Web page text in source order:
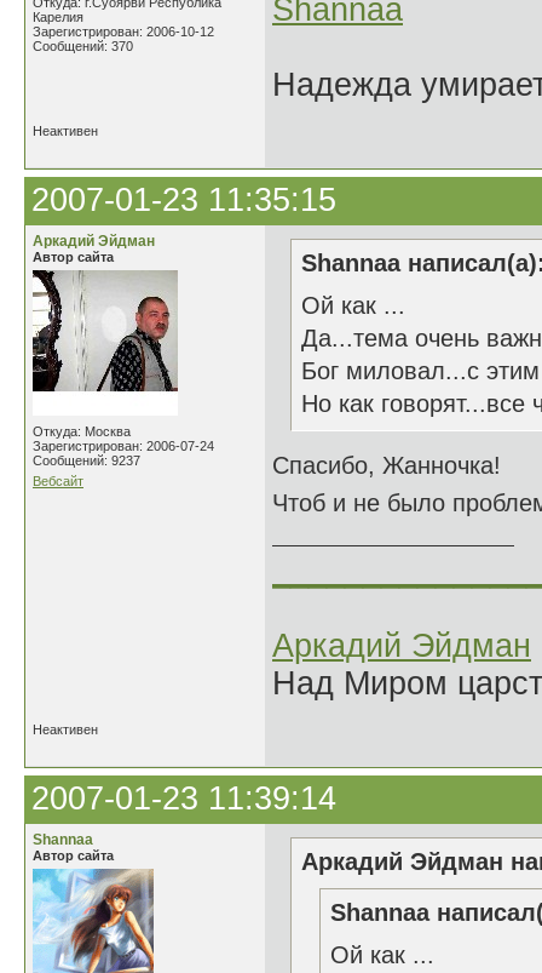
Карелия
Зарегистрирован: 2006-10-12
Сообщений: 370
Shannaa
Надежда
Неактивен
2007-01-23 11:35:15
Аркадий Эйдман
Автор сайта
Откуда: Москва
Зарегистрирован: 2006-07-24
Сообщений: 9237
Вебсайт
Shannaa
Ой как ...
Да...тема очень
Бог миловал...с
Но как
Спасибо, Жанночка!
Чтоб и не было
Аркадий Эйдман
Над Миром
Неактивен
2007-01-23 11:39:14
Shannaa
Автор сайта
Аркадий Эйдман
Shannaa
Ой как ...